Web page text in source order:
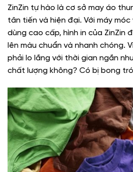
ZinZin tự hào là cơ sở may áo
tân tiến và hiện đại. Với máy
dùng cao cấp, hình in của ZinZin
lên màu chuẩn và nhanh chóng.
phải lo lắng với thời gian ngắn
chất lượng không? Có bị bong